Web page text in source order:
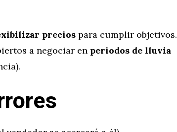
precios para cumplir objetivos.
a negociar en periodos de lluvia